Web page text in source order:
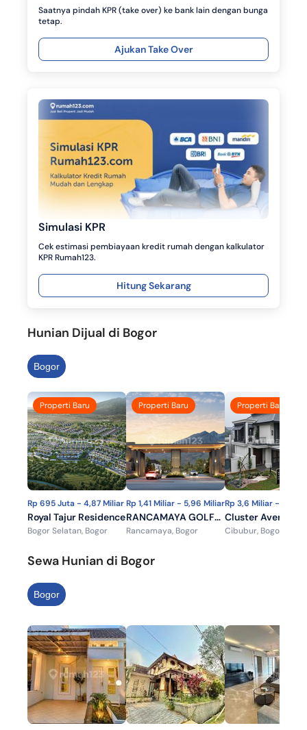
Saatnya pindah KPR (take over) ke bank lain dengan bunga
tetap.
Ajukan Take Over
Simulasi KPR
Cek estimasi pembiayaan kredit rumah dengan kalkulator
KPR Rumah123.
Hitung Sekarang
Hunian Dijual di Bogor
Bogor
Properti Baru
Rp 695 Juta - 4,87 Miliar
Royal Tajur Residence
Bogor Selatan, Bogor
Properti Baru
Rp 1,41 Miliar - 5,96 Miliar
RANCAMAYA GOLF
ESTATE
Rancamaya, Bogor
Properti Baru
Rp 3,6 Miliar - 6,6
Cluster Averon
Wisata Cibubur
Cibubur, Bogor
Sewa Hunian di Bogor
Bogor